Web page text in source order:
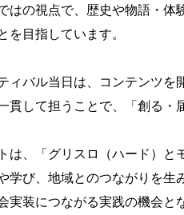
はの視点で、歴史や物語・
を目指しています。
バル当日は、コンテンツを
貫して担うことで、「創る・
、「グリスロ（ハード）と
学び、地域とのつながりを
実装につながる実践の機会と